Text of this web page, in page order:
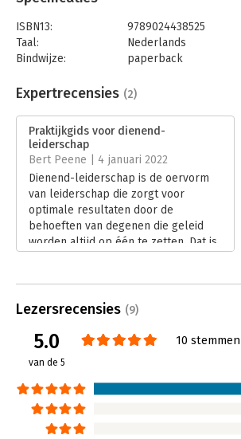
ISBN13:
9789024438525
Taal:
Nederlands
Bindwijze:
paperback
Uitgever:
Boom
Verschijningsdatum:
Hoofdrubriek: Leiderschap
Expertrecensies (2)
Praktijkgids voor dienend-
leiderschap
Bert Peene | 4 januari 2022
Dienend-leiderschap is de oervorm
van leiderschap die zorgt voor
optimale resultaten door de
behoeften van degenen die geleid
worden altijd op één te zetten. Dat is
opnieuw in wat als een voortzetting
worden: Dienend-leiderschap.
Lezersrecensies (9)
5.0
van de 5
10 stemmen